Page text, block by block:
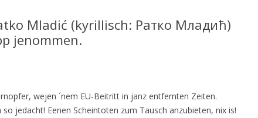
Mladić (kyrillisch: Ратко Младић)
jenommen.
wejen ´nem EU-Beitritt in janz entfernten Zeiten.
jedacht! Eenen Scheintoten zum Tausch anzubieten, nix is!